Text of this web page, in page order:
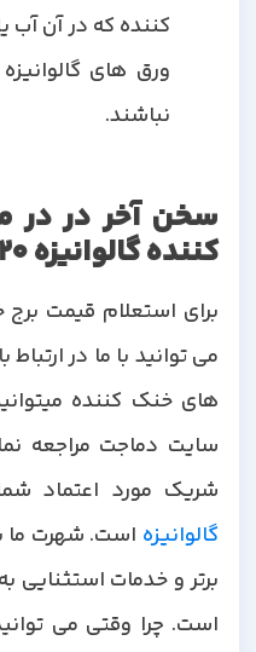
کننده که در آن آب
ورق های
نباشند.
سخن آخر در در
کننده گالوانیزه 120 تن
می توانید با ما در
های خنک کننده
سایت دماجت مراجعه
شریک مورد اعتماد
گالوانیزه است. شهرت ما
برتر و خدمات
است. چرا وقتی می